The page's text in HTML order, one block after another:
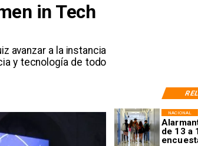
in Tech
avanzar a la instancia
y tecnología de todo
de 13 a
NACIONAL